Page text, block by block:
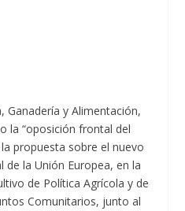
Ganadería y Alimentación,
la “oposición frontal del
propuesta sobre el nuevo
la Unión Europea, en la
de Política Agrícola y de
Comunitarios, junto al